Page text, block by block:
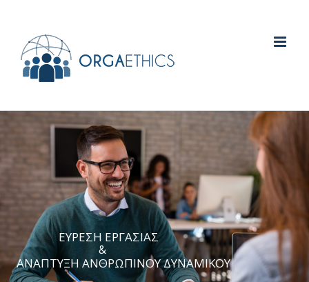
ΕΥΡΕΣΗ ΕΡΓΑΣΙΑΣ
ΑΝΑΠΤΥΞΗ ΑΝΘΡΩΠΙΝΟΥ ΔΥΝΑΜΙΚΟΥ
&